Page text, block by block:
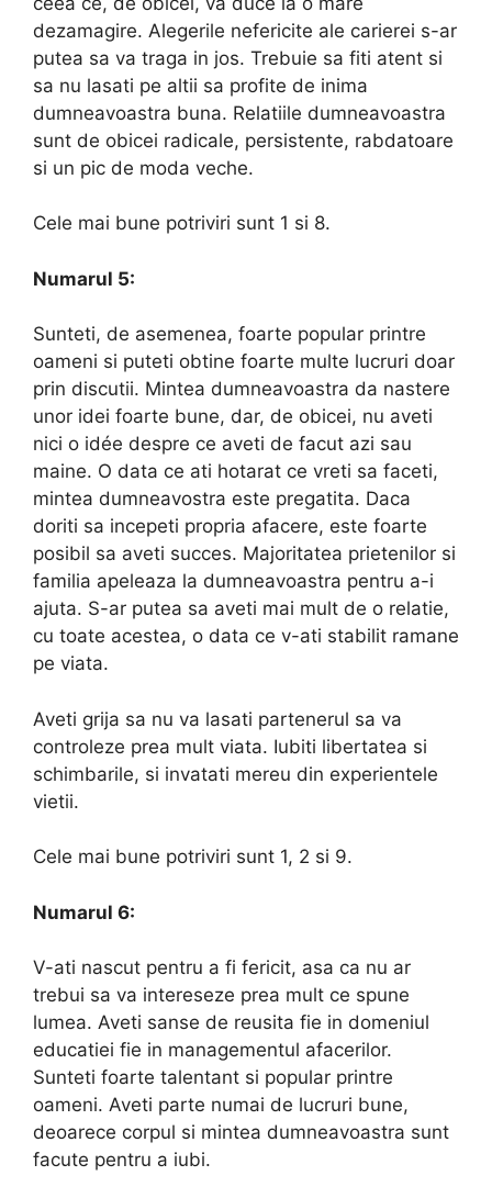
dezamagire. Alegerile nefericite ale carierei s-ar
putea sa va traga in jos. Trebuie sa fiti atent si
sa nu lasati pe altii sa profite de inima
dumneavoastra buna. Relatiile dumneavoastra
sunt de obicei radicale, persistente, rabdatoare
si un pic de moda veche.
Cele mai bune potriviri sunt 1 si 8.
Numarul 5:
Sunteti, de asemenea, foarte popular printre
oameni si puteti obtine foarte multe lucruri doar
prin discutii. Mintea dumneavoastra da nastere
unor idei foarte bune, dar, de obicei, nu aveti
nici o idée despre ce aveti de facut azi sau
maine. O data ce ati hotarat ce vreti sa faceti,
mintea dumneavostra este pregatita. Daca
doriti sa incepeti propria afacere, este foarte
posibil sa aveti succes. Majoritatea prietenilor si
familia apeleaza la dumneavoastra pentru a-i
ajuta. S-ar putea sa aveti mai mult de o relatie,
cu toate acestea, o data ce v-ati stabilit ramane
pe viata.
Aveti grija sa nu va lasati partenerul sa va
controleze prea mult viata. Iubiti libertatea si
schimbarile, si invatati mereu din experientele
vietii.
Cele mai bune potriviri sunt 1, 2 si 9.
Numarul 6:
V-ati nascut pentru a fi fericit, asa ca nu ar
trebui sa va intereseze prea mult ce spune
lumea. Aveti sanse de reusita fie in domeniul
educatiei fie in managementul afacerilor.
Sunteti foarte talentant si popular printre
oameni. Aveti parte numai de lucruri bune,
deoarece corpul si mintea dumneavoastra sunt
facute pentru a iubi.